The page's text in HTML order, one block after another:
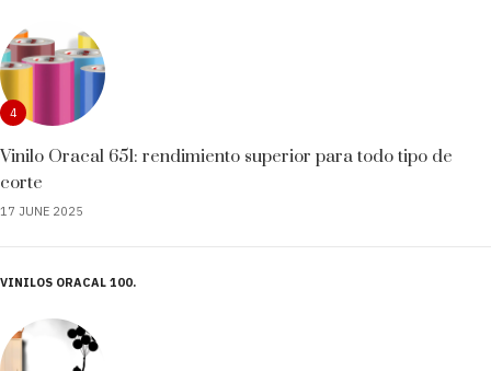
4
Vinilo Oracal 651: rendimiento superior para todo tipo de
corte
17 JUNE 2025
VINILOS ORACAL 100